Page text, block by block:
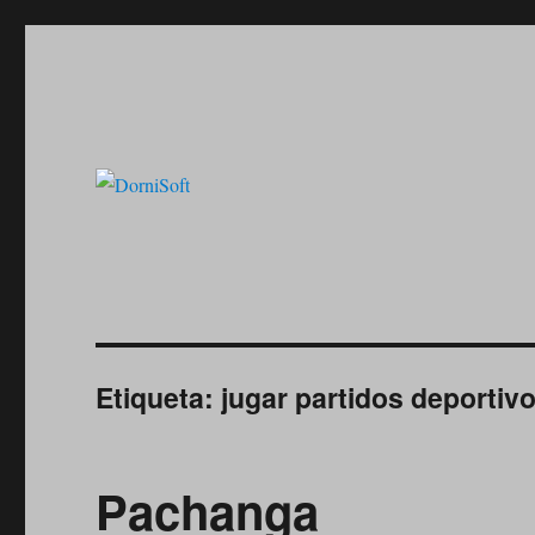
Etiqueta: jugar partidos
Pachanga